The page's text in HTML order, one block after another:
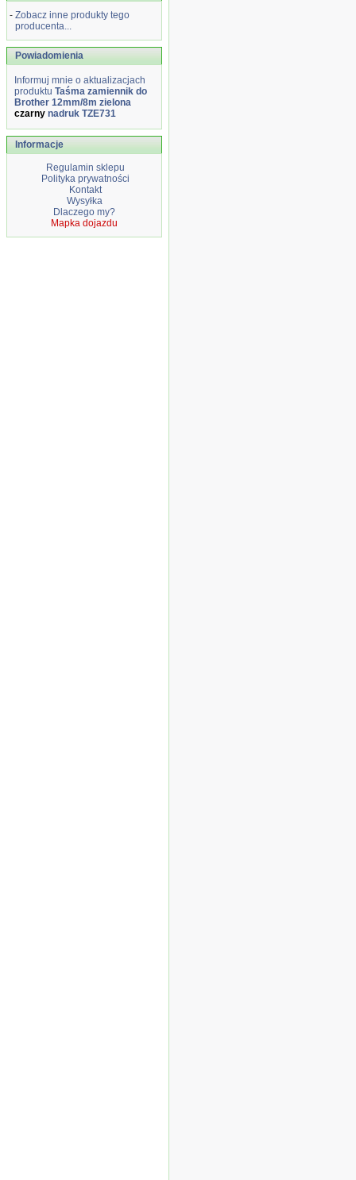
- Zobacz inne produkty tego
producenta...
Powiadomienia
Informuj mnie o aktualizacjach
produktu Taśma zamiennik do
Brother 12mm/8m zielona
czarny nadruk TZE731
Informacje
Regulamin sklepu
Polityka prywatności
Kontakt
Wysyłka
Dlaczego my?
Mapka dojazdu